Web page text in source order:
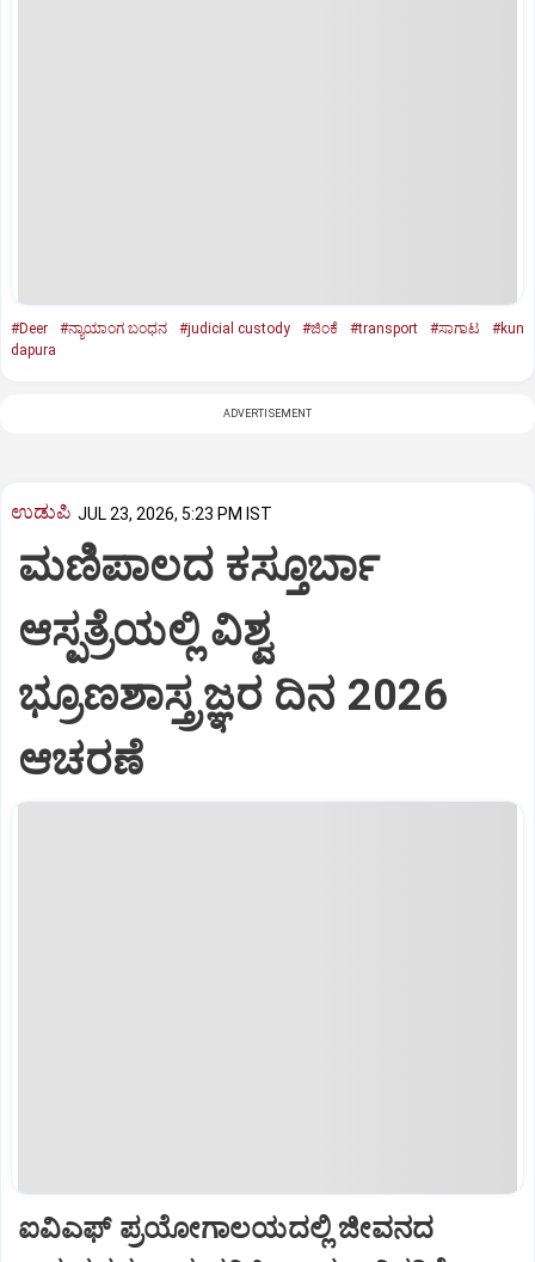
#Deer #ನ್ಯಾಯಾಂಗ ಬಂಧನ #judicial custody #ಜಿಂಕೆ #transport #ಸಾಗಾಟ
#kun
dapura
ADVERTISEMENT
ಉಡುಪಿ JUL 23, 2026, 5:23 PM IST
ಮಣಿಪಾಲದ ಕಸ್ತೂರ್ಬಾ
ಆಸ್ಪತ್ರೆಯಲ್ಲಿ ವಿಶ್ವ
ಭ್ರೂಣಶಾಸ್ತ್ರಜ್ಞರ ದಿನ 2026
ಆಚರಣೆ
ಐವಿಎಫ್ ಪ್ರಯೋಗಾಲಯದಲ್ಲಿ ಜೀವನದ